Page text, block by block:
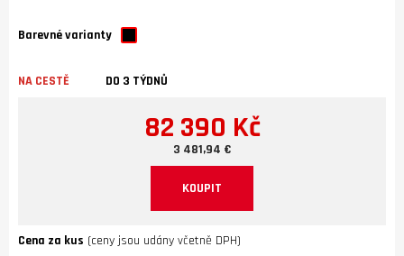
Barevné varianty
NA CESTĚ DO 3 TÝDNŮ
82 390 Kč
3 481,94 €
KOUPIT
Cena za kus (ceny jsou udány včetně DPH)